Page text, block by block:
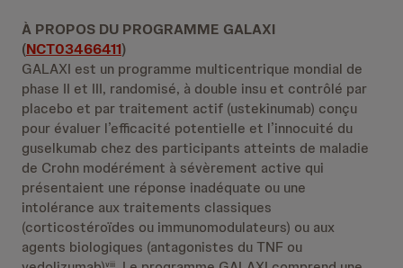
À PROPOS DU PROGRAMME GALAXI
(NCT03466411)
GALAXI est un programme multicentrique mondial de
phase II et III, randomisé, à double insu et contrôlé par
placebo et par traitement actif (ustekinumab) conçu
pour évaluer l’efficacité potentielle et l’innocuité du
guselkumab chez des participants atteints de maladie
de Crohn modérément à sévèrement active qui
présentaient une réponse inadéquate ou une
intolérance aux traitements classiques
(corticostéroïdes ou immunomodulateurs) ou aux
agents biologiques (antagonistes du TNF ou
viii